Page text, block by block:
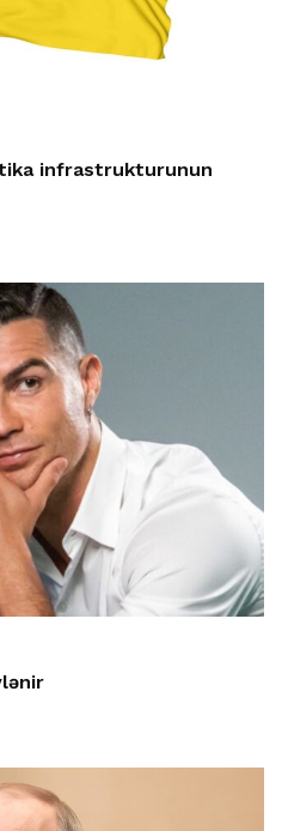
infrastrukturunun